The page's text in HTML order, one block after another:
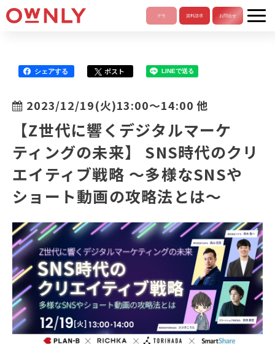
シェアする ポスト LINEで送る
2023/12/19(火)13:00〜14:00 他
【Z世代に響くデジタルマーケ
ティングの未来】 SNS時代のクリ
エイティブ戦略 〜多様なSNSや
ショート動画の攻略法とは〜